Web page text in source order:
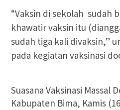
“Vaksin di sekolah sudah
khawatir vaksin itu
sudah tiga kali divaksin,”
pada kegiatan vaksinasi
Suasana Vaksinasi Massal
Kabupaten Bima, Kamis